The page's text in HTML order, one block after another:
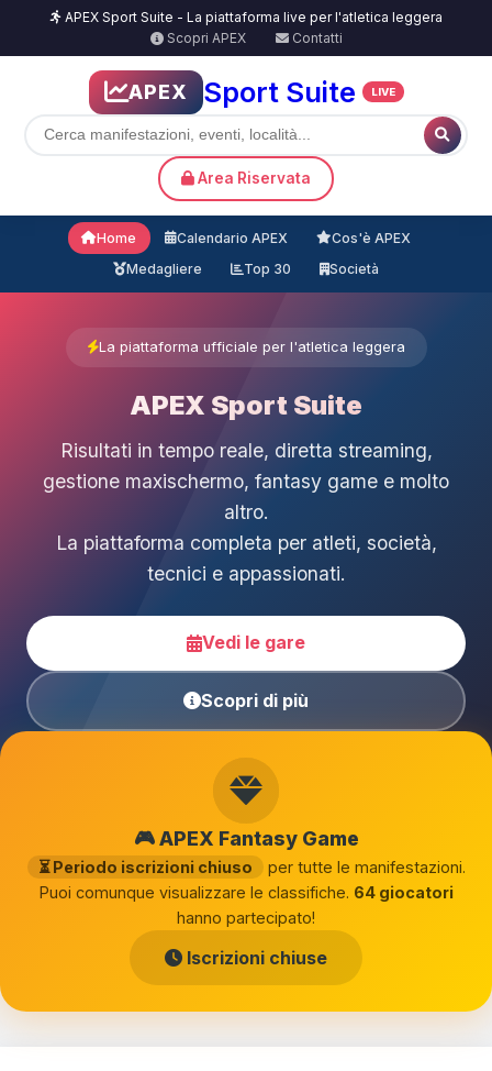
APEX Sport Suite - La piattaforma live per l'atletica leggera
Scopri APEX
Contatti
APEX Sport Suite LIVE
Area Riservata
Home Calendario APEX
Cos'è APEX
Medagliere
Top 30 Società
La piattaforma ufficiale per l'atletica leggera
APEX Sport Suite
Risultati in tempo reale, diretta streaming,
gestione maxischermo, fantasy game e molto
altro.
La piattaforma completa per atleti, società,
tecnici e appassionati.
Vedi le gare
Scopri di più
🎮 APEX Fantasy Game
⏳ Periodo iscrizioni chiuso
per tutte le manifestazioni.
Puoi comunque visualizzare le classifiche. 64 giocatori
hanno partecipato!
Iscrizioni chiuse